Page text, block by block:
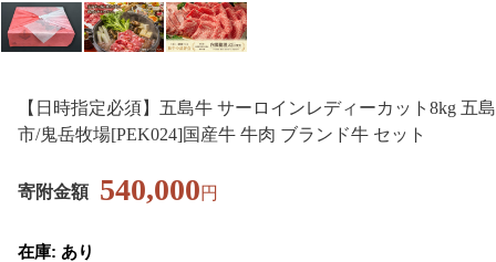
【日時指定必須】五島牛 サーロインレディーカット8kg 五島
市/鬼岳牧場[PEK024]国産牛 牛肉 ブランド牛 セット
寄附金額 540,000円
在庫: あり